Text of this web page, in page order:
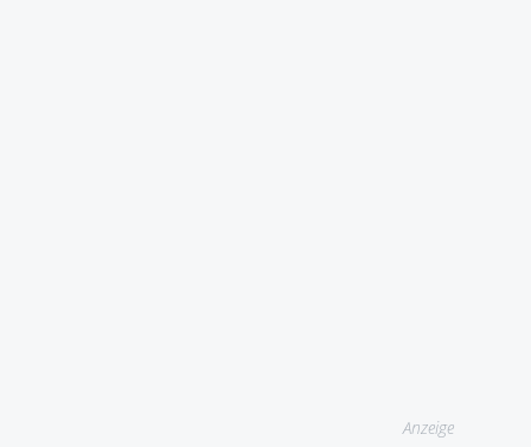
Anzeige